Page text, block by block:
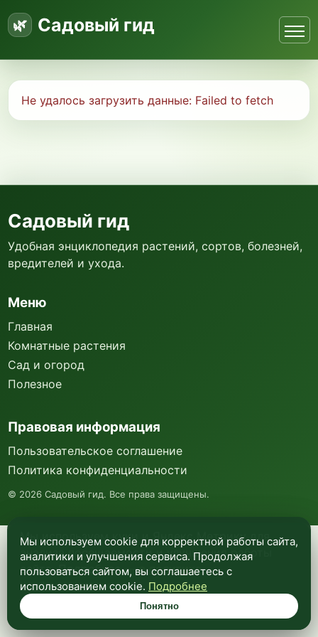
Садовый гид
Не удалось загрузить данные: Failed to fetch
Мы используем куки и Яндекс Метрику для
анализа посещаемости и улучшения работы
сайта. Подробнее —в политике
конфиденциальности.
Понятно
Садовый гид
Удобная энциклопедия растений, сортов, болезней,
вредителей и ухода.
Меню
Главная
Комнатные растения
Сад и огород
Полезное
Правовая информация
Пользовательское соглашение
Политика конфиденциальности
© 2026 Садовый гид. Все права защищены.
Мы используем cookie для корректной работы сайта,
аналитики и улучшения сервиса. Продолжая
пользоваться сайтом, вы соглашаетесь с
использованием cookie. Подробнее
Понятно